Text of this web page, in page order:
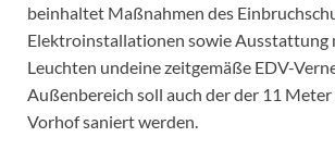
beinhaltet Maßnahmen des
Elektroinstallationen sowie Ausstattung
Leuchten undeine zeitgemäße EDV-
Außenbereich soll auch der der 11
Vorhof saniert werden.